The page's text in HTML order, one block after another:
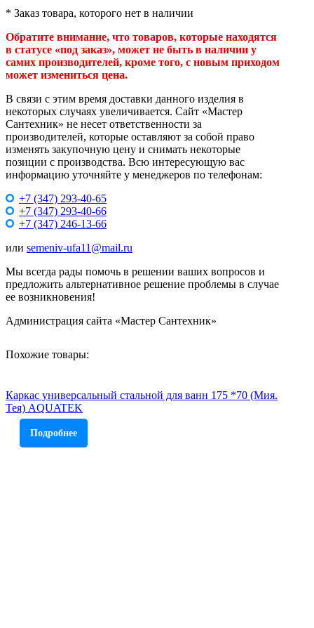
* Заказ товара, которого нет в наличии
Обратите внимание, что товаров, которые находятся
в статусе «под заказ», может не быть в наличии у
самих производителей, кроме того, с новым приходом
может измениться цена.
В связи с этим время доставки данного изделия в
некоторых случаях увеличивается. Сайт «Мастер
Сантехник» не несет ответственности за
производителей, которые оставляют за собой право
изменять закупочную цену и снимать некоторые
позиции с производства. Всю интересующую вас
информацию уточняйте у менеджеров по телефонам:
+7 (347) 293-40-65
+7 (347) 293-40-66
+7 (347) 246-13-66
или semeniv-ufa11@mail.ru
Мы всегда рады помочь в решении ваших вопросов и
предложить альтернативное решение проблемы в случае
ее возникновения!
Администрация сайта «Мастер Сантехник»
Похожие товары:
Каркас универсальный стальной для ванн 175 *70 (Мия.
Тея) AQUATEK
Подробнее